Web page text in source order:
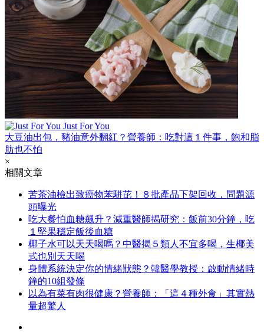
Just For You
大豆油出包，豬油意外翻紅？營養師：吃對這１件事，飽和脂
肪也不怕
×
相關文章
苦茶油檢出致癌物苯駢芘！８批產品下架回收，問題源
頭曝光
吃大餐怕血糖飆升？減重醫師揭研究：飯前30分鐘，吃
１堅果穩定飯後血糖
椰子水可以天天喝嗎？中醫揭５類人不宜多喝，生椰美
式也別天天喝
身體系統決定你的情緒狀態？韓醫學教授：啟動情緒時
鐘的10組發條
以為有菜有肉很健康？營養師：「這４種外食」其實熱
量超驚人